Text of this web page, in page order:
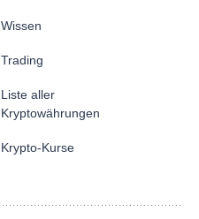
Wissen
Trading
Liste aller
Kryptowährungen
Krypto-Kurse